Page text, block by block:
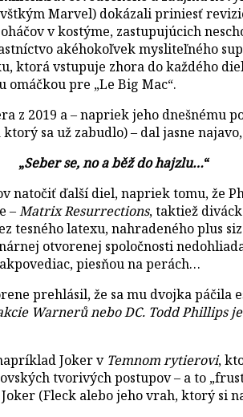
Marvel) dokázali priniesť
v kostýme, zastupujúcich
akéhokoľvek mysliteľného
vstupuje zhora do každého
omáčkou pre „Le Big Mac“.
z 2019 a – napriek jeho
sa už zabudlo) – dal jasne
„Seber se, no a běž do hajzlu…“
natočiť ďalší diel, napriek tomu, že
–Matrix Resurrections, taktiež
tesného latexu, nahradeného plus
otvorenej spoločnosti
piesňou na perách…
prehlásil, že sa mu dvojka páčila
Warnerů nebo DC. Todd Phillips
Joker v Temnom rytierovi,
tvorivých postupov – a to
(Fleck alebo jeho vrah, ktorý si